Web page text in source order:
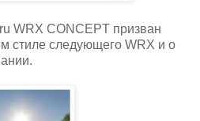
WRX CONCEPT призван
стиле следующего WRX и о